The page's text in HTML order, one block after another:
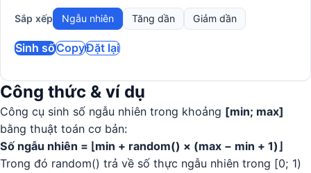
Sắp xếp Ngẫu nhiên Tăng dần Giảm dần
Sinh sốCopyĐặt lại
Công thức & ví dụ
Công cụ sinh số ngẫu nhiên trong khoảng [min; max]
bằng thuật toán cơ bản:
Số ngẫu nhiên = ⌊min + random() × (max − min + 1)⌋
Trong đó random() trả về số thực ngẫu nhiên trong [0; 1)